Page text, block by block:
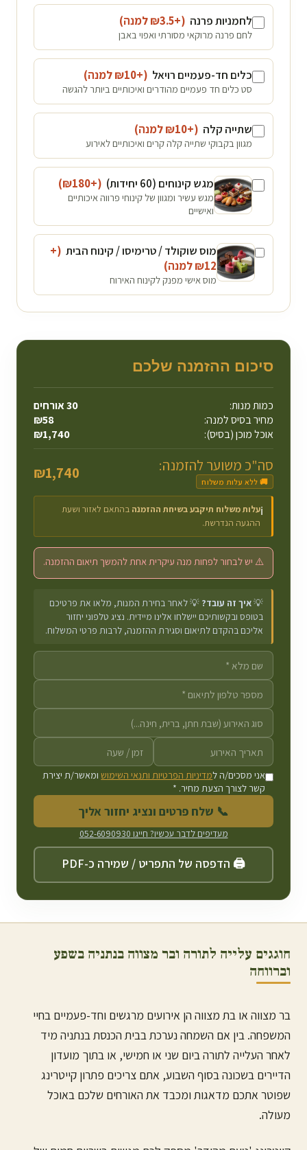
לחמניות פרנה (+₪
3.5 למנה)
לחם פרנה מרוקאי מסורתי ואפוי באבן
כלים חד-פעמיים רויאל (+₪
10 למנה)
סט כלים חד פעמיים מהודרים ואיכותיים ביותר להגשה
שתייה קלה (+₪
10 למנה)
מגוון בקבוקי שתייה קלה קרים ואיכותיים לאירוע
מגש קינוחים (60 יחידות) (+₪
180
)
מגש עשיר ומגוון של קינוחי פרווה איכותיים
ואישיים
מוס שוקולד / טרימיסו / קינוח הבית (+
₪12 למנה)
מוס אישי מפנק לקינוח האירוח
סיכום ההזמנה שלכם
כמות מנות: 30אורחים
מחיר בסיס למנה:
₪58
אוכל מוכן (בסיס):
₪1,740
סה"כ משוער להזמנה:
🚚 ללא עלות משלוח ₪1,740
ℹ️עלות משלוח תיקבע בשיחת ההזמנה בהתאם לאזור ושעת
ההגעה הנדרשת.
⚠️ יש לבחור לפחות מנה עיקרית אחת להמשך תיאום ההזמנה.
💡איך זה עובד? 💡 לאחר בחירת המנות, מלאו את פרטיכם
בטופס ובקשותיכם יישלחו אלינו מיידית. נציג טלפוני יחזור
אליכם בהקדם לתיאום וסגירת ההזמנה, לרבות פרטי המשלוח.
אני מסכים/ה למדיניות הפרטיות ותנאי השימושומאשר/ת יצירת
קשר לצורך הצעת מחיר. *
📞 שלח פרטים ונציג יחזור אליך
מעדיפים לדבר עכשיו? חייגו 052-6090930
🖨️ הדפסה של התפריט / שמירה כ-PDF
חוגגים עלייה לתורה ובר מצווה בנתניה בשפע
וברווחה
בר מצווה או בת מצווה הן אירועים מרגשים וחד-פעמיים בחיי
המשפחה. בין אם השמחה נערכת בבית הכנסת בנתניה מיד
לאחר העלייה לתורה ביום שני או חמישי, או בתוך מועדון
הדיירים בשכונה בסוף השבוע, אתם צריכים פתרון קייטרינג
שפוטר אתכם מדאגות ומכבד את האורחים שלכם באוכל
מעולה.